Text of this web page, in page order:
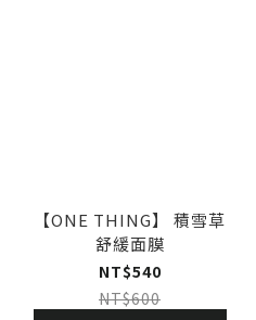
【ONE THING】 積雪草
舒緩面膜
NT$540
NT$600